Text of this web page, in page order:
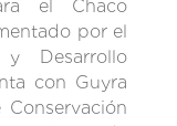
el Chaco
por el
Desarrollo
con Guyra